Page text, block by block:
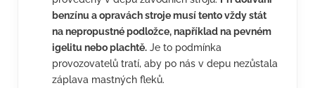
benzínu a opravách stroje musí tento vždy stát
na nepropustné podložce, například na pevném
igelitu nebo plachtě. Je to podmínka
provozovatelů tratí, aby po nás v depu nezůstala
záplava mastných fleků.